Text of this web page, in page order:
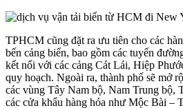
TPHCM cũng đặt ra ưu tiên cho các
bến cảng biển, bao gồm các tuyến
kết nối với các cảng Cát Lái, Hiệp
quy hoạch. Ngoài ra, thành phố sẽ mở
các vùng Tây Nam bộ, Nam Trung bộ,
các cửa khẩu hàng hóa như Mộc Bài –